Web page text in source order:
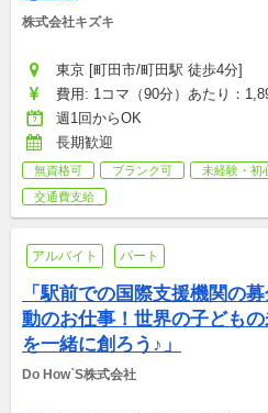
株式会社キズキ
東京 [町田市/町田駅 徒歩4分]
費用: 1コマ（90分）あたり：
週1回からOK
長期歓迎
無資格可 ブランク可 未経験・初
交通費支給
アルバイト パート
「駅前での国際支援機関の
動のお仕事！世界の子ども
を一緒に創ろう♪」
Do How`S株式会社